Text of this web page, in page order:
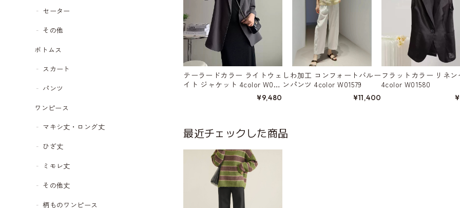
セーター
その他
ボトムス
スカート
パンツ
ワンピース
マキシ丈・ロング丈
ひざ丈
ミモレ丈
その他丈
柄ものワンピース
テーラードカラー ライトウェ
イト ジャケット 4color W015
¥9,480
しわ加工 コンフォートバルー
ンパンツ 4color W01579
¥11,400
フラットカラー リネン
4color W01580
最近チェックした商品